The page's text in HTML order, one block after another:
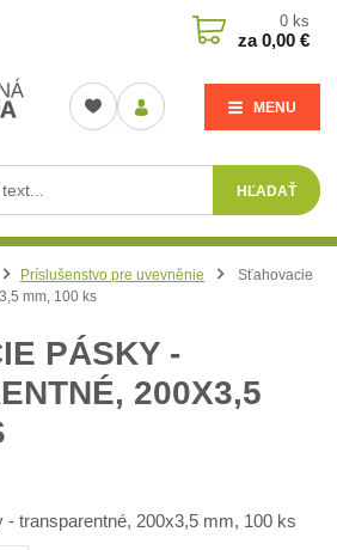
MENU
HĽADAŤ
0 ks
za0,00 €
Príslušenstvo pre uvevněnie
Sťahovacie
mm, 100 ks
PÁSKY -
200X3,5